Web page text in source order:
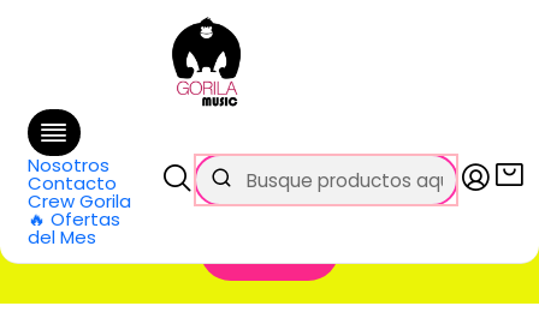
Nosotros
Contacto
Crew Gorila
🔥 Ofertas
del Mes
GRATIS
en Santiago y $99.990 en Regiones
Categorías
Accesorios
Filtros